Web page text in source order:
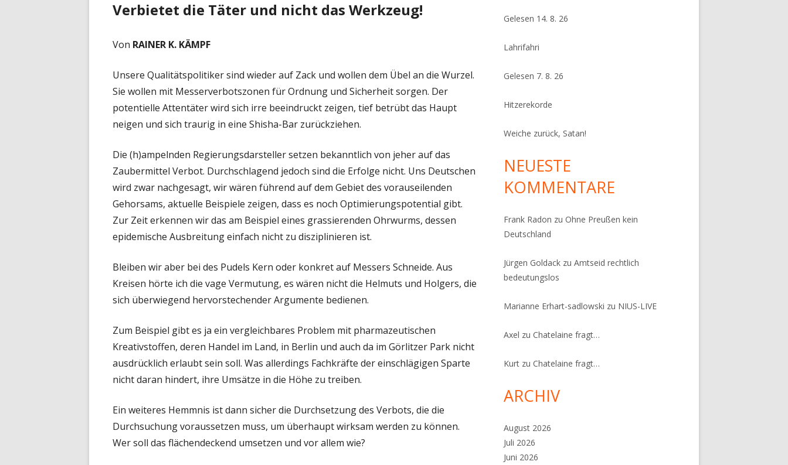
Verbietet die Täter und nicht das Werkzeug!
Von RAINER K. KÄMPF
Unsere Qualitätspolitiker sind wieder auf Zack und wollen dem Übel an die Wurzel.
Sie wollen mit Messerverbotszonen für Ordnung und Sicherheit sorgen. Der
potentielle Attentäter wird sich irre beeindruckt zeigen, tief betrübt das Haupt
neigen und sich traurig in eine Shisha-Bar zurückziehen.
Die (h)ampelnden Regierungsdarsteller setzen bekanntlich von jeher auf das
Zaubermittel Verbot. Durchschlagend jedoch sind die Erfolge nicht. Uns Deutschen
wird zwar nachgesagt, wir wären führend auf dem Gebiet des vorauseilenden
Gehorsams, aktuelle Beispiele zeigen, dass es noch Optimierungspotential gibt.
Zur Zeit erkennen wir das am Beispiel eines grassierenden Ohrwurms, dessen
epidemische Ausbreitung einfach nicht zu disziplinieren ist.
Bleiben wir aber bei des Pudels Kern oder konkret auf Messers Schneide. Aus
Kreisen hörte ich die vage Vermutung, es wären nicht die Helmuts und Holgers, die
sich überwiegend hervorstechender Argumente bedienen.
Zum Beispiel gibt es ja ein vergleichbares Problem mit pharmazeutischen
Kreativstoffen, deren Handel im Land, in Berlin und auch da im Görlitzer Park nicht
ausdrücklich erlaubt sein soll. Was allerdings Fachkräfte der einschlägigen Sparte
nicht daran hindert, ihre Umsätze in die Höhe zu treiben.
Ein weiteres Hemmnis ist dann sicher die Durchsetzung des Verbots, die die
Durchsuchung voraussetzen muss, um überhaupt wirksam werden zu können.
Wer soll das flächendeckend umsetzen und vor allem wie?
Gelesen 14. 8. 26
Lahrifahri
Gelesen 7. 8. 26
Hitzerekorde
Weiche zurück, Satan!
NEUESTE
KOMMENTARE
Frank Radon zuOhne Preußen kein
Deutschland
Jürgen Goldack zuAmtseid rechtlich
bedeutungslos
Marianne Erhart-sadlowski zu NIUS-LIVE
Axel zuChatelaine fragt…
Kurt zuChatelaine fragt…
ARCHIV
August 2026
Juli 2026
Juni 2026